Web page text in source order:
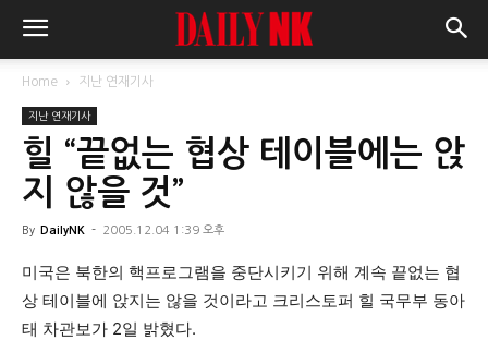
Home 지난 연재기사
지난 연재기사
힐 “끝없는 협상 테이블에는 앉
지 않을 것”
By DailyNK - 2005.12.04 1:39 오후
미국은 북한의 핵프로그램을 중단시키기 위해 계속 끝없는 협
상 테이블에 앉지는 않을 것이라고 크리스토퍼 힐 국무부 동아
태 차관보가 2일 밝혔다.